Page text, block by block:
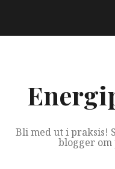
content
Bli med ut i praksis!
blogger